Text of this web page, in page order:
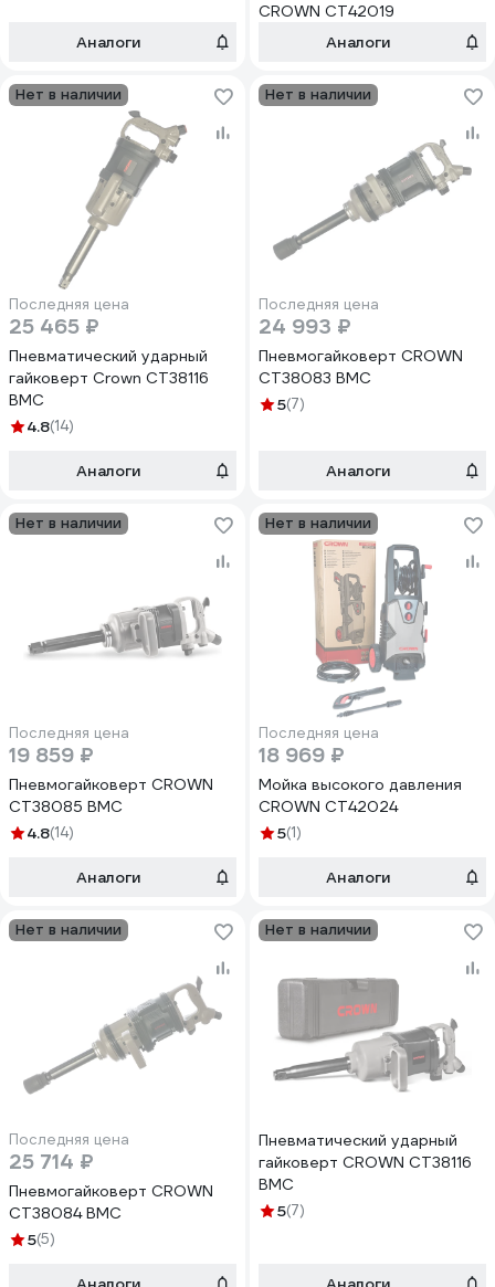
Аналоги
CROWN CT42019
Аналоги
Нет в наличии
Последняя цена
25 465 ₽
Пневматический ударный
гайковерт Crown СТ38116
ВМС
4.8(14)
Аналоги
Нет в наличии
Последняя цена
24 993 ₽
Пневмогайковерт CROWN
CT38083 BMC
5(7)
Аналоги
Нет в наличии
Последняя цена
19 859 ₽
Пневмогайковерт CROWN
CT38085 BMC
4.8(14)
Аналоги
Нет в наличии
Последняя цена
18 969 ₽
Мойка высокого давления
CROWN CT42024
5(1)
Аналоги
Нет в наличии
Последняя цена
25 714 ₽
Пневмогайковерт CROWN
CT38084 BMC
5(5)
Нет в наличии
Пневматический ударный
гайковерт CROWN СТ38116
ВМС
5(7)